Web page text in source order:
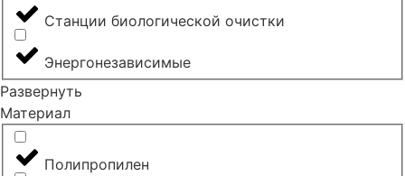
Станции биологической очистки
Энергонезависимые
Развернуть
Материал
Полипропилен